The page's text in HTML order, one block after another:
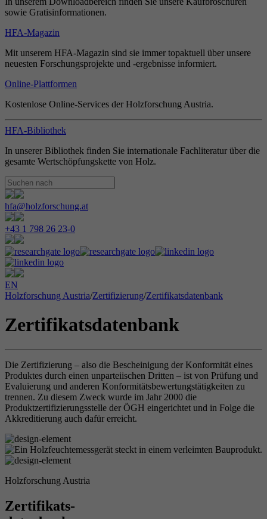
sowie Gratisinformationen.
HFA-Magazin
Mit unserem HFA-Magazin sind sie immer topaktuell über unsere
neuesten Forschungsprojekte und -ergebnisse informiert.
Online-Plattformen
Kostenlose Online-Services der Holzforschung Austria.
HFA-Bibliothek
In unserer Bibliothek finden Sie internationale Fachliteratur über die
gesamte Wertschöpfungskette von Holz.
hfa@holzforschung.at
+43 1 798 26 23-0
EN
Holzforschung Austria/Zertifizierung/Zertifikatsdatenbank
Zertifikatsdatenbank
Die Zertifizierung – also die Bescheinigung der Konformität eines
Produktes durch einen unparteiischen Dritten – ist von Prüfung und
Evaluierung und anderen Konformitätsbewertungstätigkeiten zu
trennen. Zu diesem Zweck wurde im Jahr 2000 die
Produktzertifizierungsstelle der ÖGH eingerichtet und in Folge die
Akkreditierung auch dafür erreicht.
Holzforschung Austria
Zertifikats-